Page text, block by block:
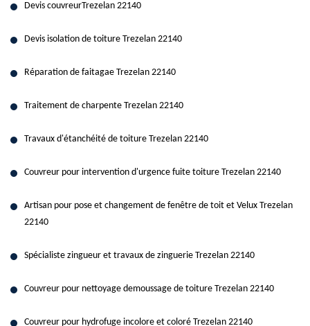
Devis couvreurTrezelan 22140
Devis isolation de toiture Trezelan 22140
Réparation de faitagae Trezelan 22140
Traitement de charpente Trezelan 22140
Travaux d'étanchéité de toiture Trezelan 22140
Couvreur pour intervention d'urgence fuite toiture Trezelan 22140
Artisan pour pose et changement de fenêtre de toit et Velux Trezelan
22140
Spécialiste zingueur et travaux de zinguerie Trezelan 22140
Couvreur pour nettoyage demoussage de toiture Trezelan 22140
Couvreur pour hydrofuge incolore et coloré Trezelan 22140